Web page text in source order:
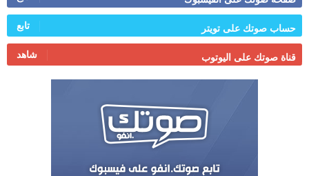
حساب صوتك على تويتر تابع
قناة صوتك على اليوتوب شاهد